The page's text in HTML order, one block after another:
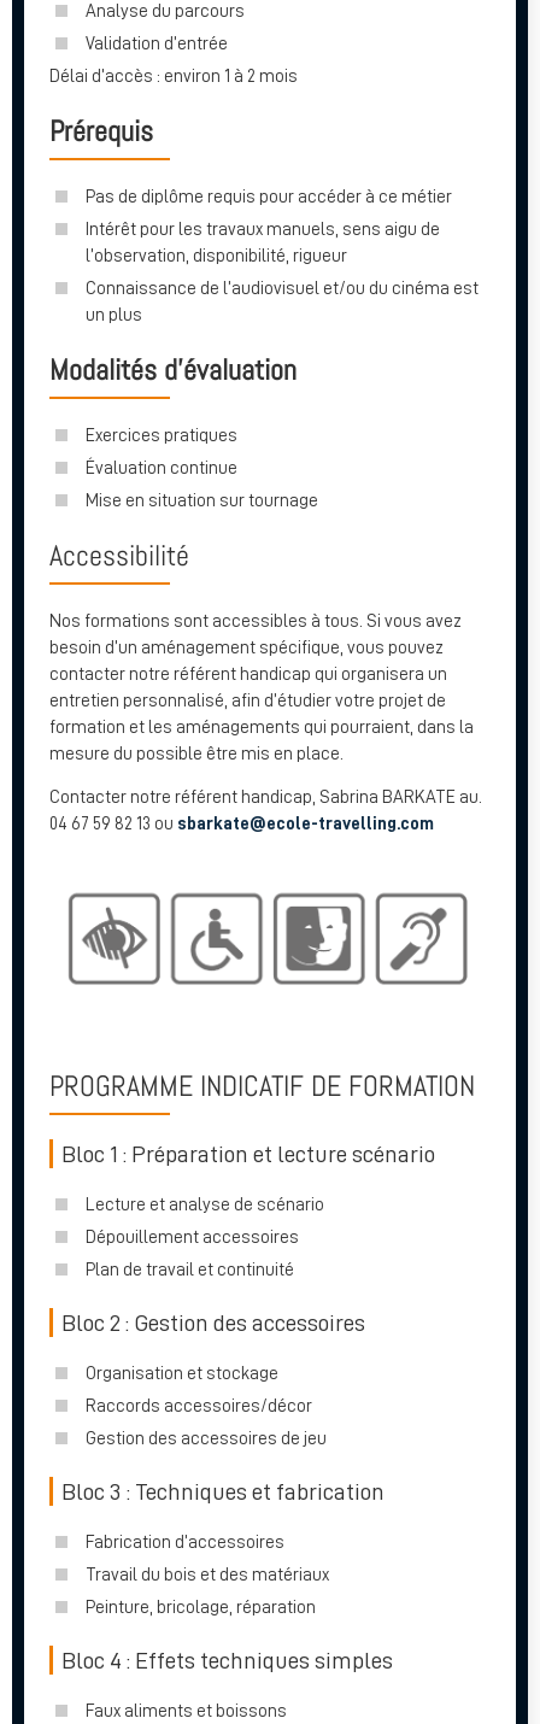
Analyse du parcours
Validation d’entrée
Délai d’accès : environ 1 à 2 mois
Prérequis
Pas de diplôme requis pour accéder à ce métier
Intérêt pour les travaux manuels, sens aigu de
l’observation, disponibilité, rigueur
Connaissance de l’audiovisuel et/ou du cinéma est
un plus
Modalités d’évaluation
Exercices pratiques
Évaluation continue
Mise en situation sur tournage
Accessibilité
Nos formations sont accessibles à tous. Si vous avez
besoin d’un aménagement spécifique, vous pouvez
contacter notre référent handicap qui organisera un
entretien personnalisé, afin d’étudier votre projet de
formation et les aménagements qui pourraient, dans la
mesure du possible être mis en place.
Contacter notre référent handicap, Sabrina BARKATE au.
04 67 59 82 13 ou sbarkate@ecole-travelling.com
PROGRAMME INDICATIF DE FORMATION
Bloc 1 : Préparation et lecture scénario
Lecture et analyse de scénario
Dépouillement accessoires
Plan de travail et continuité
Bloc 2 : Gestion des accessoires
Organisation et stockage
Raccords accessoires/décor
Gestion des accessoires de jeu
Bloc 3 : Techniques et fabrication
Fabrication d’accessoires
Travail du bois et des matériaux
Peinture, bricolage, réparation
Bloc 4 : Effets techniques simples
Faux aliments et boissons